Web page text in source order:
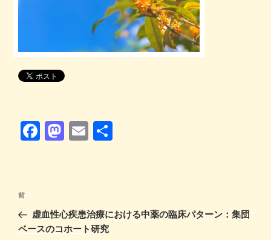
F
b
o
M
d
o
E
投
ナ
前
の
投
前
虚血性心疾患治療における中薬の臨床パターン：集団
ベースのコホート研究